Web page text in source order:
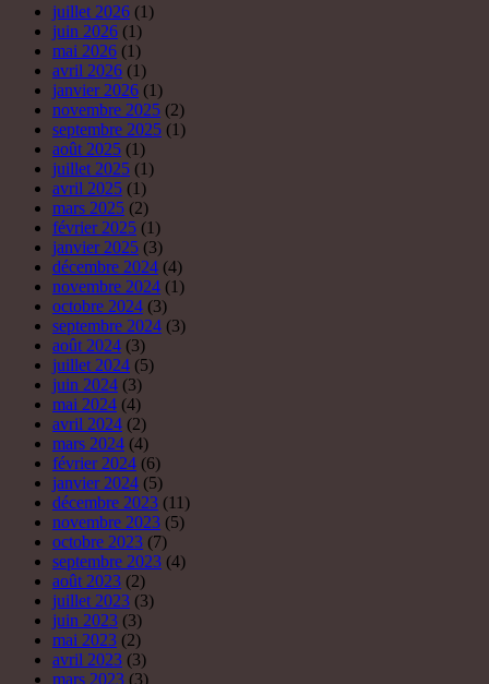
juillet 2026 (1)
juin 2026 (1)
mai 2026 (1)
avril 2026 (1)
janvier 2026 (1)
novembre 2025 (2)
septembre 2025 (1)
août 2025 (1)
juillet 2025 (1)
avril 2025 (1)
mars 2025 (2)
février 2025 (1)
janvier 2025 (3)
décembre 2024 (4)
novembre 2024 (1)
octobre 2024 (3)
septembre 2024 (3)
août 2024 (3)
juillet 2024 (5)
juin 2024 (3)
mai 2024 (4)
avril 2024 (2)
mars 2024 (4)
février 2024 (6)
janvier 2024 (5)
décembre 2023 (11)
novembre 2023 (5)
octobre 2023 (7)
septembre 2023 (4)
août 2023 (2)
juillet 2023 (3)
juin 2023 (3)
mai 2023 (2)
avril 2023 (3)
mars 2023 (3)